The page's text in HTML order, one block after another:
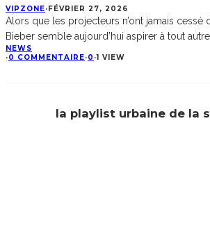
VIPZONE· FÉVRIER 27, 2026
Alors que les projecteurs n’ont jamais cessé
Bieber semble aujourd’hui aspirer à tout autre
NEWS
·0 COMMENTAIRE·0 ·1 VIEW
la playlist urbaine de la